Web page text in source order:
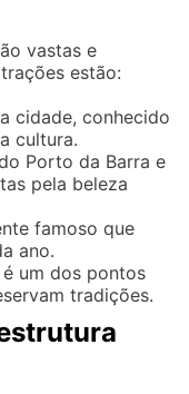
vastas e
estão:
cidade, conhecido
cultura.
Porto da Barra e
pela beleza
famoso que
ano.
um dos pontos
tradições.